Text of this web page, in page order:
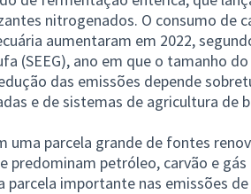
nitrogenados. O consumo de
aumentaram em 2022,
(SEEG), ano em que o tamanho
das emissões depende
e de sistemas de agricultura de
parcela grande de fontes
predominam petróleo, carvão e
importante nas emissões